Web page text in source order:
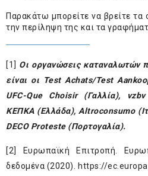
Παρακάτω μπορείτε να βρείτε τα
την περίληψη της και τα
[1] Οι οργανώσεις καταναλωτών
είναι οι Test Achats/Test
UFC-Que Choisir (Γαλλία),
KEΠKA (Ελλάδα), Altroconsumo
DECO Proteste (Πορτογαλία).
[2]
Ευρωπαϊκή Επιτροπή.
δεδομένα (2020). https://